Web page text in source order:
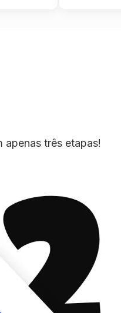
apenas três etapas!